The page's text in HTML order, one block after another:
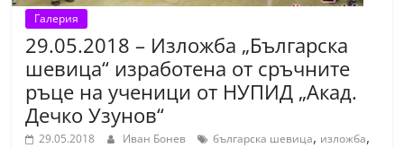
l
l
e
r
y
-
Галерия
29.05.2018 – Изложба „Българска
шевица“ изработена от сръчните
ръце на ученици от НУПИД „Акад.
Дечко Узунов“
29.05.2018 Иван Бонев българска шевица, изложба,